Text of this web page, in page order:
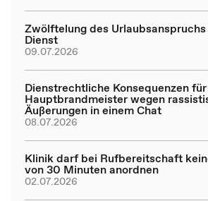
Zwölftelung des
Dienst
09.07.2026
Dienstrechtliche Konsequenzen
Hauptbrandmeister wegen
Äußerungen in einem Chat
08.07.2026
Klinik darf bei Rufbereitschaft
von 30 Minuten anordnen
02.07.2026